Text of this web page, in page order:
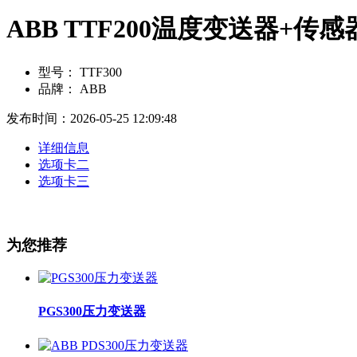
ABB TTF200温度变送器+传感
型号：
TTF300
品牌：
ABB
发布时间：2026-05-25 12:09:48
详细信息
选项卡二
选项卡三
为您推荐
PGS300压力变送器